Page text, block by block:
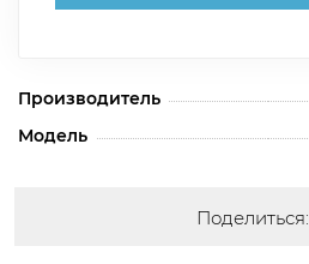
Производитель
Модель
Поделиться: